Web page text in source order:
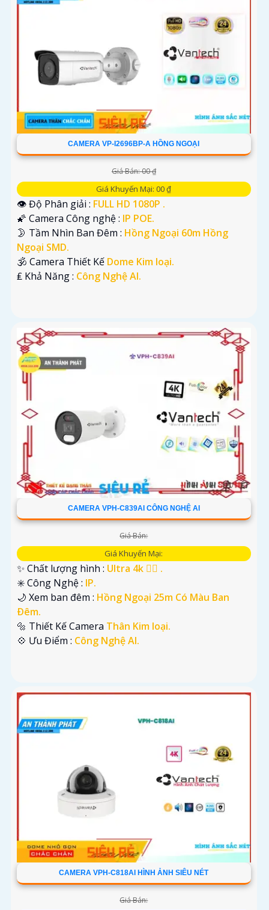
CAMERA VP-I2696BP-A HỒNG NGOẠI
Giá Bán: 00 ₫
Giá Khuyến Mại: 00 ₫
👁 Độ Phân giải : FULL HD 1080P .
🌠 Camera Công nghệ : IP POE.
🌛 Tầm Nhìn Ban Đêm : Hồng Ngoại 60m Hồng
Ngoại SMD.
🕉️ Camera Thiết Kế Dome Kim loại.
️₤ Khả Năng : Công Nghệ AI.
CAMERA VPH-C839AI CÔNG NGHỆ AI
Giá Bán:
Giá Khuyến Mại:
✨ Chất lượng hình : Ultra 4k 👍🏾 .
✳️ Công Nghệ : IP.
🌙 Xem ban đêm : Hồng Ngoại 25m Có Màu Ban
Ðêm.
🔩 Thiết Kế Camera Thân Kim loại.
️💠 Ưu Điểm : Công Nghệ AI.
CAMERA VPH-C818AI HÌNH ẢNH SIÊU NÉT
Giá Bán: